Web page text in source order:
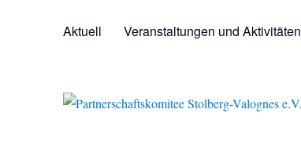
Aktuell Veranstaltungen und Aktivitäten